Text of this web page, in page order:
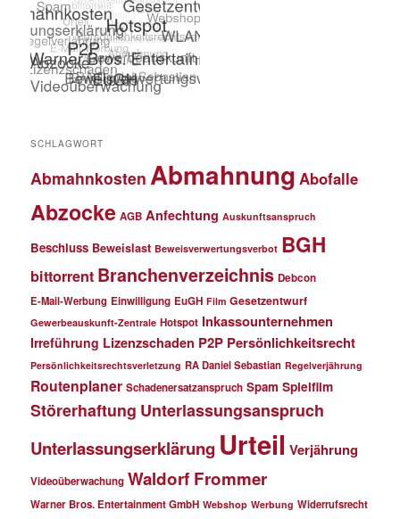
SCHLAGWORT
Abmahnkosten Abmahnung Abofalle
Abzocke AGB Anfechtung Auskunftsanspruch
Beschluss Beweislast Beweisverwertungsverbot BGH
bittorrent Branchenverzeichnis Debcon
E-Mail-Werbung Einwilligung EuGH Film Gesetzentwurf
Gewerbeauskunft-Zentrale Hotspot Inkassounternehmen
Irreführung Lizenzschaden P2P Persönlichkeitsrecht
Persönlichkeitsrechtsverletzung RA Daniel Sebastian Regelverjährung
Routenplaner Schadenersatzanspruch Spam Spielfilm
Störerhaftung Unterlassungsanspruch
Unterlassungserklärung Urteil Verjährung
Videoüberwachung Waldorf Frommer
Warner Bros. Entertainment GmbH Webshop Werbung Widerrufsrecht